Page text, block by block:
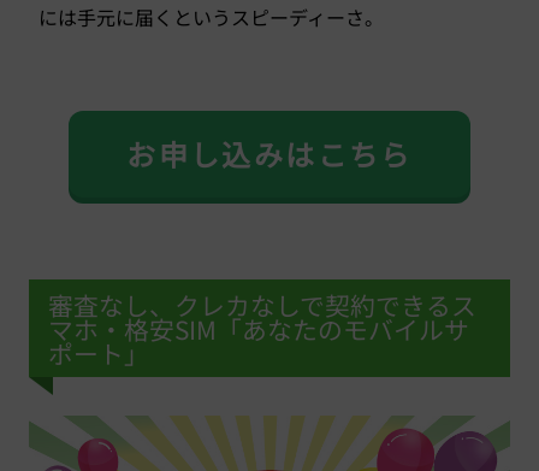
には手元に届くというスピーディーさ。
お申し込みはこちら
審査なし、クレカなしで契約できるス
マホ・格安SIM「あなたのモバイルサ
ポート」